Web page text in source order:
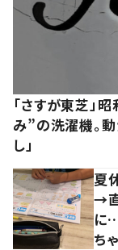
「さすが東芝」
み”の洗濯機。
し」
夏
→
に
ち